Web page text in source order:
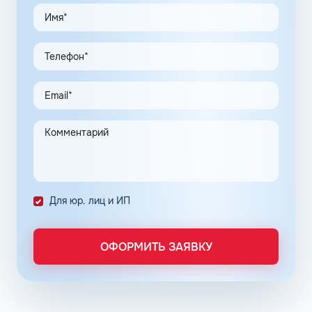
Доступны топливные карты Флеш для юридических лиц.
Экономия и качество сервиса, предоставляемого для
клиентов в рамках данной программы, привлекают
предпринимателей. Заправочные карты для ИП
значительно упрощают выполнение задач в области
транспортной логистики.
Автоматизация процессов транспортной логистики
помогает упростить работу сотрудников, сократить
количество поставленных задач и трудозатрат на их
Снизить расходы на топливо помогает контроль
расходов, который осуществляется в упрощенном
Систематизация и сбор информации в одном месте о
расходах водителей на заправках поможет выявить
недобросовестных сотрудников. Использование средств
компании в собственных интересах легко выявить, если
Для юр. лиц и ИП
ОФОРМИТЬ ЗАЯВКУ